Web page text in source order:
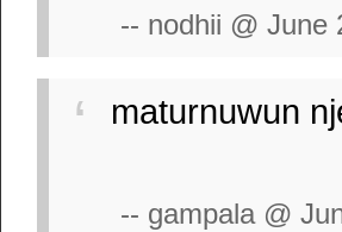
-- nodhii @ June
maturnuwun
-- gampala @